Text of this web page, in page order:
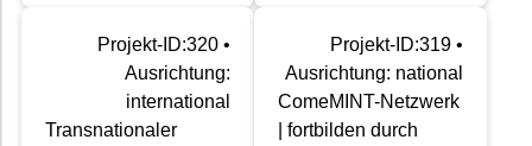
Projekt-ID:320 •
Ausrichtung:
international
Transnationaler
Projekt-ID:319 •
Ausrichtung: national
ComeMINT-Netzwerk
| fortbilden durch